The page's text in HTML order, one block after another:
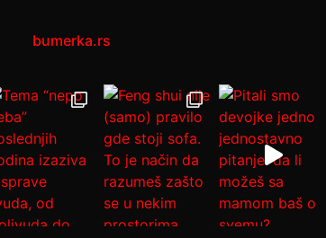
bumerka.rs